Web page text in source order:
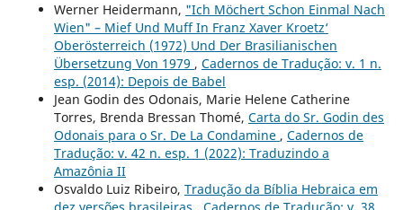
Werner Heidermann, "Ich Möchert Schon Einmal Nach
Wien" – Mief Und Muff In Franz Xaver Kroetz‘
Oberösterreich (1972) Und Der Brasilianischen
Übersetzung Von 1979 , Cadernos de Tradução: v. 1 n.
esp. (2014): Depois de Babel
Jean Godin des Odonais, Marie Helene Catherine
Torres, Brenda Bressan Thomé, Carta do Sr. Godin des
Odonais para o Sr. De La Condamine , Cadernos de
Tradução: v. 42 n. esp. 1 (2022): Traduzindo a
Amazônia II
Osvaldo Luiz Ribeiro, Tradução da Bíblia Hebraica em